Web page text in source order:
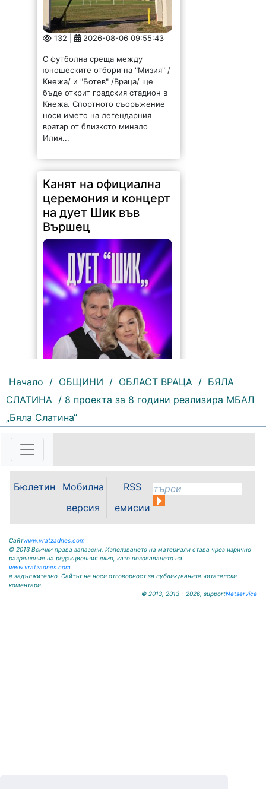
132 | 2026-08-06 09:55:43
С футболна среща между
юношеските отбори на "Мизия" /
Кнежа/ и "Ботев" /Враца/ ще
бъде открит градския стадион в
Кнежа. Спортното съоръжение
носи името на легендарния
вратар от близкото минало
Илия...
Канят на официална
церемония и концерт
на дует Шик във
Вършец
123 |
курорта, минералната вода и
с официална церемония и
водосвет, а водещ на вечерта ще
бъде Петя Генова. След...
Начало / ОБЩИНИ / ОБЛАСТ ВРАЦА / БЯЛА
СЛАТИНА / 8 проекта за 8 години реализира МБАЛ
„Бяла Слатина“
Бюлетин
Мобилна
версия
RSS
емисии
Сайтwww.vratzadnes.com
© 2013 Всички права запазени. Използването на материали става чрез изрично
разрешение на редакционния екип, като позоваването на
www.vratzadnes.com
е задължително. Сайтът не носи отговорност за публикуваните читателски
коментари.
© 2013, 2013 - 2026, supportNetservice